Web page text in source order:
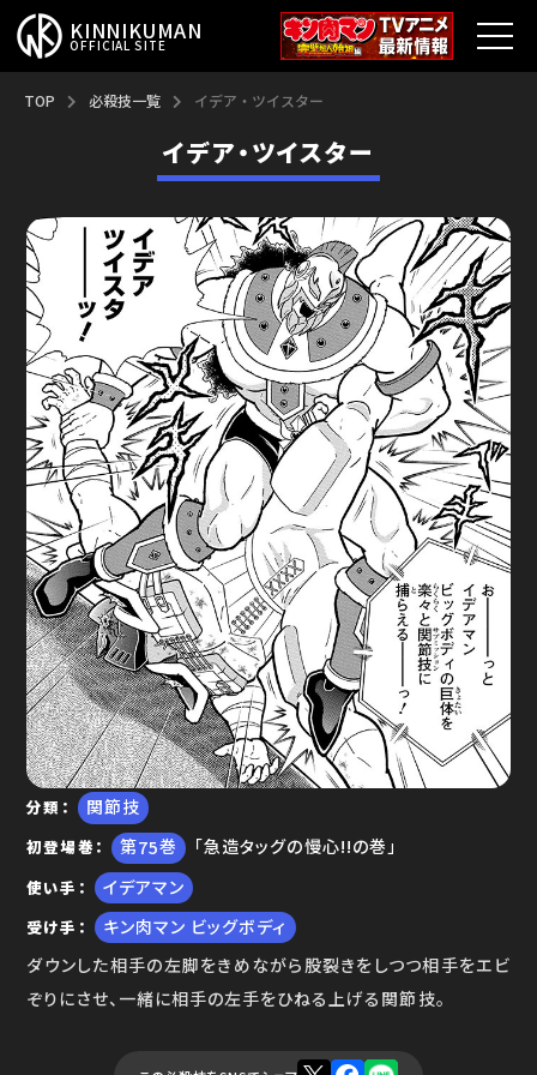
KINNIKUMAN
OFFICIAL SITE
TOP
キン肉マンとは？
最新情報
アニメ
コミックス
特集
超人総選挙
新超人募集
ゆで問答
TOP 必殺技一覧 イデア・ツイスター
イデア・ツイスター
分類 関節技
初登場巻 75 「急造タッグの慢心!!の巻」
使い手 イデアマン
受け手
キン肉マン ビッグボディ
ダウンした相手の左脚をきめながら股裂きをしつつ相手をエビ
ぞりにさせ、一緒に相手の左手をひねる上げる関節技。